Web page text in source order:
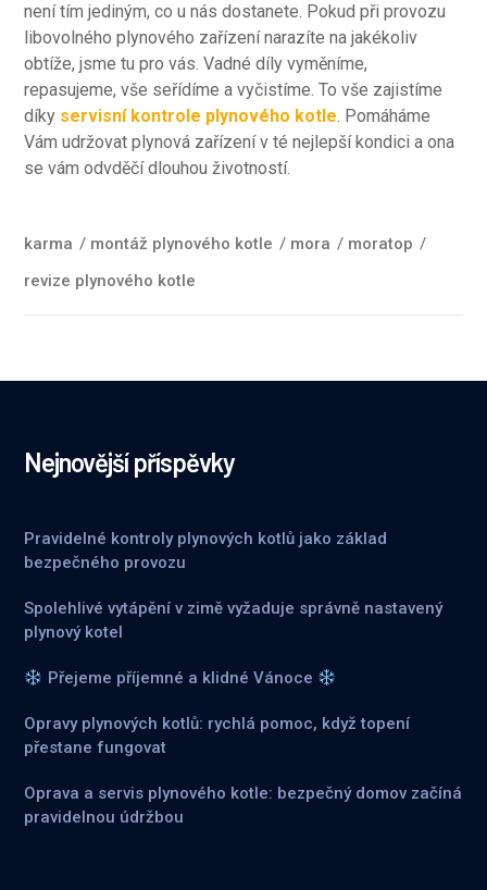
není tím jediným, co u nás dostanete. Pokud při provozu
libovolného plynového zařízení narazíte na jakékoliv
obtíže, jsme tu pro vás. Vadné díly vyměníme,
repasujeme, vše seřídíme a vyčistíme. To vše zajistíme
díky servisní kontrole plynového kotle. Pomáháme
Vám udržovat plynová zařízení v té nejlepší kondici a ona
se vám odvděčí dlouhou životností.
karma / montáž plynového kotle / mora / moratop /
revize plynového kotle
Nejnovější příspěvky
Pravidelné kontroly plynových kotlů jako základ
bezpečného provozu
Spolehlivé vytápění v zimě vyžaduje správně nastavený
plynový kotel
Přejeme příjemné a klidné Vánoce
Opravy plynových kotlů: rychlá pomoc, když topení
přestane fungovat
Oprava a servis plynového kotle: bezpečný domov začíná
pravidelnou údržbou